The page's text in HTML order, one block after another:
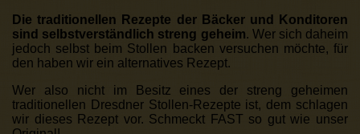
Die traditionellen Rezepte der Bäcker und Konditoren
sind selbstverständlich streng geheim. Wer sich daheim
jedoch selbst beim Stollen backen versuchen möchte, für
den haben wir ein alternatives Rezept.
Wer also nicht im Besitz eines der streng geheimen
traditionellen Dresdner Stollen-Rezepte ist, dem schlagen
wir dieses Rezept vor. Schmeckt FAST so gut wie unser